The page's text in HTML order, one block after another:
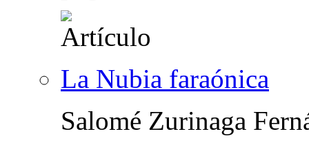
La Nubia faraónica
Salomé Zurinaga